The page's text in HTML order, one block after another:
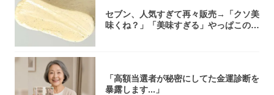
セブン、人気すぎて再々販売→「クソ美
味くね？」「美味すぎる」やっぱこのク
「高額当選者が秘密にしてた金運診断を
暴露します...」